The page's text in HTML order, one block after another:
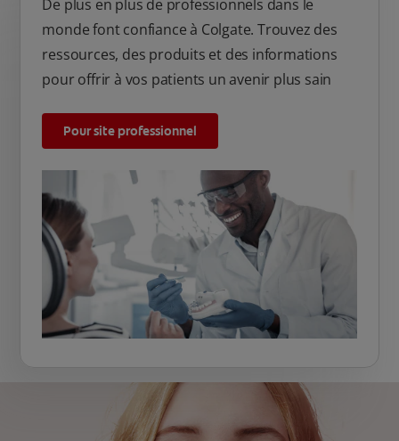
De plus en plus de professionnels dans le
monde font confiance à Colgate. Trouvez des
ressources, des produits et des informations
pour offrir à vos patients un avenir plus sain
Pour site professionnel